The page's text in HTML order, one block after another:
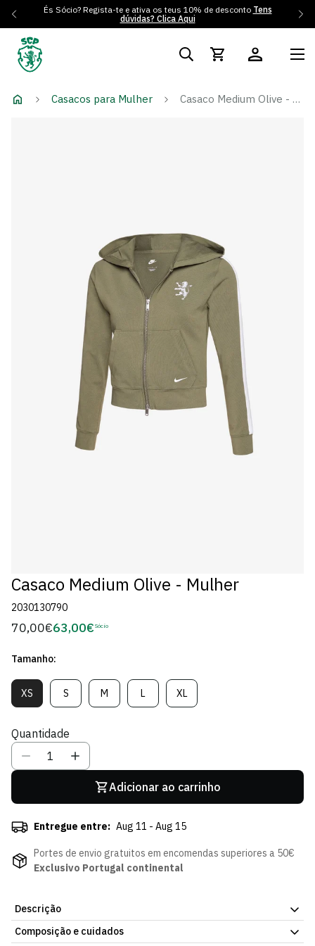
És Sócio? Regista-te e ativa os teus 10% de desconto Tens
dúvidas? Clica Aqui
Casacos para Mulher Casaco Medium Olive - Mulher
Casaco Medium Olive - Mulher
2030130790
Preço
70,00€Preço
Sócio
63,00€ Sócio
Tamanho:
XSVariante
Esgotada
Indisponível
SVariante
Esgotada
Indisponível
MVariante
Esgotada
LVariante
Esgotada
XLVariante
Esgotada
Quantidade
Adicionar ao carrinho
Entregue entre: Aug 11 - Aug 15
Portes de envio gratuitos em encomendas superiores a 50€
Exclusivo Portugal continental
Descrição
Casaco Medium Olive - Mulher, da atual coleção da Loja Verde
Composição e cuidados